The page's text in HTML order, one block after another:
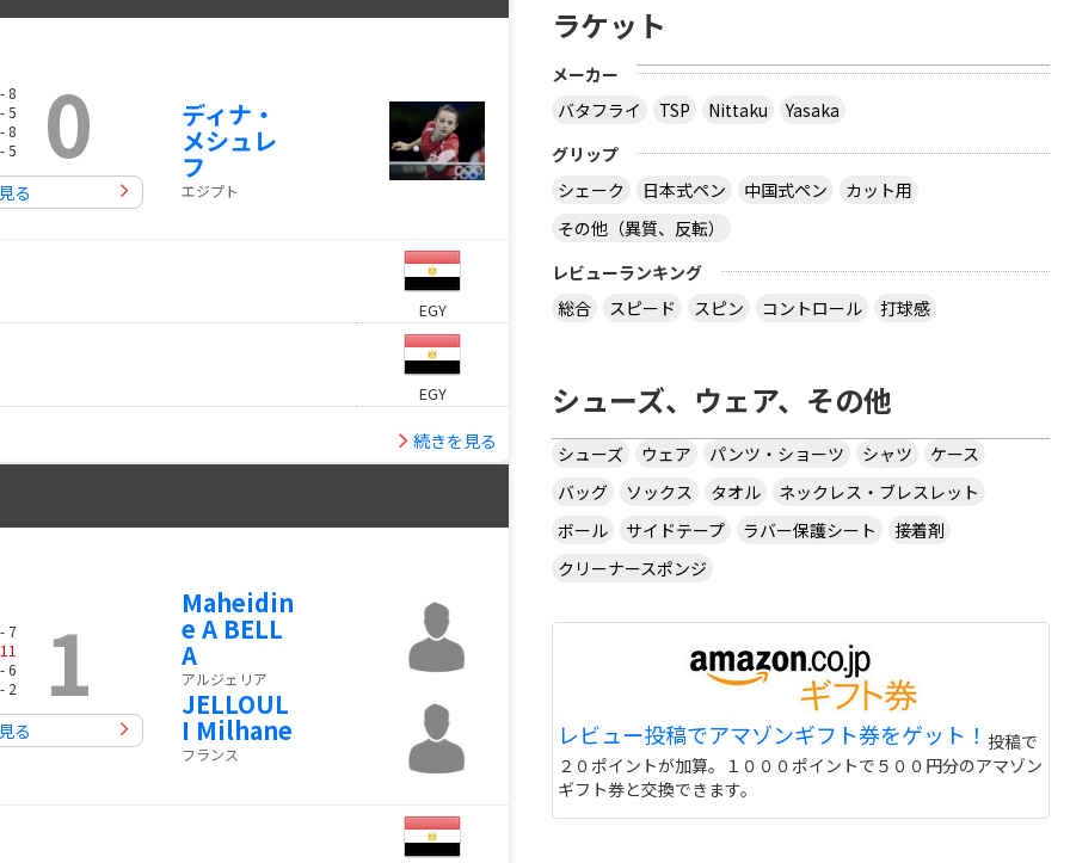
8
5
8
5
0
る
ディナ・
メシュレ
フ
エジプト
EGY
EGY
続きを見る
7
11
6
2
1
る
Maheidin
e A BELL
A
アルジェリア
JELLOUL
I Milhane
フランス
ラケット
メーカー
バタフライ
TSP Nittaku
Yasaka
グリップ
シェーク
日本式ペン 中国式ペン
カット用
その他（異質、反転）
レビューランキング
総合
スピード スピン コントロール 打球感
シューズ、ウェア、その他
シューズ ウェア パンツ・ショーツ シャツ
ケース
バッグ
ソックス タオル
ネックレス・ブレスレット
ボール
サイドテープ ラバー保護シート
接着剤
クリーナースポンジ
レビュー投稿でアマゾンギフト券をゲット！ 投稿で
２０ポイントが加算。１０００ポイントで５００円分のアマゾン
ギフト券と交換できます。